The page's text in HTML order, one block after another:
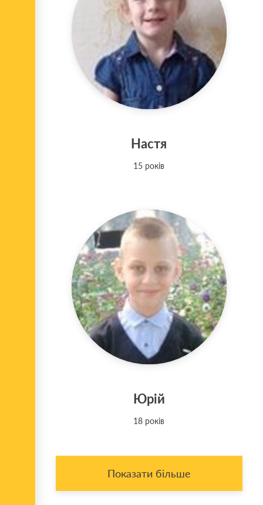
Настя
15 років
Юрій
18 років
Показати більше